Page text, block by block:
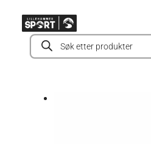
innholdProducts
search